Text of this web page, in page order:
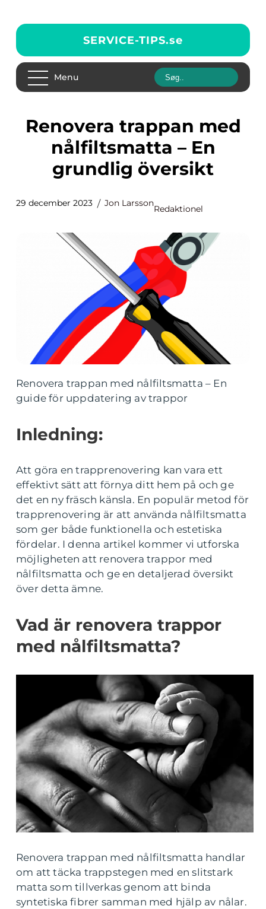
SERVICE-TIPS.se
Menu
Renovera trappan med
nålfiltsmatta – En
grundlig översikt
29 december 2023 Jon Larsson
Redaktionel
Renovera trappan med nålfiltsmatta – En
guide för uppdatering av trappor
Inledning:
Att göra en trapprenovering kan vara ett
effektivt sätt att förnya ditt hem på och ge
det en ny fräsch känsla. En populär metod för
trapprenovering är att använda nålfiltsmatta
som ger både funktionella och estetiska
fördelar. I denna artikel kommer vi utforska
möjligheten att renovera trappor med
nålfiltsmatta och ge en detaljerad översikt
över detta ämne.
Vad är renovera trappor
med nålfiltsmatta?
Renovera trappan med nålfiltsmatta handlar
om att täcka trappstegen med en slitstark
matta som tillverkas genom att binda
syntetiska fibrer samman med hjälp av nålar.